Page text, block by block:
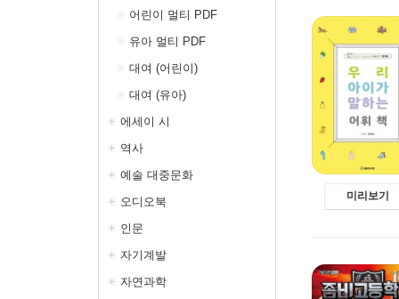
어린이 멀티 PDF
유아 멀티 PDF
대여 (어린이)
대여 (유아)
에세이 시
역사
예술 대중문화
오디오북
인문
자기계발
자연과학
미리보기